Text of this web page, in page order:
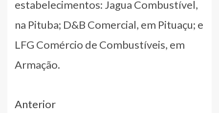
estabelecimentos: Jagua Combustível,
na Pituba; D&B Comercial, em Pituaçu; e
LFG Comércio de Combustíveis, em
Armação.
Navegação
Anterior